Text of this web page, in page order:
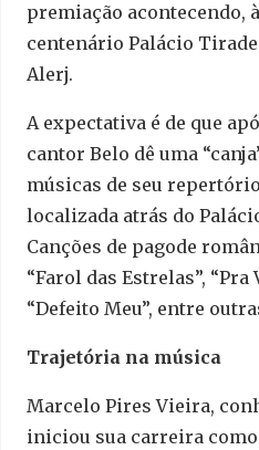
premiação acontecendo,
centenário Palácio
Alerj.
A expectativa é de que
cantor Belo dê uma
músicas de seu
localizada atrás do
Canções de pagode
“Farol das Estrelas”,
“Defeito Meu”, entre
Trajetória na música
Marcelo Pires Vieira,
iniciou sua carreira